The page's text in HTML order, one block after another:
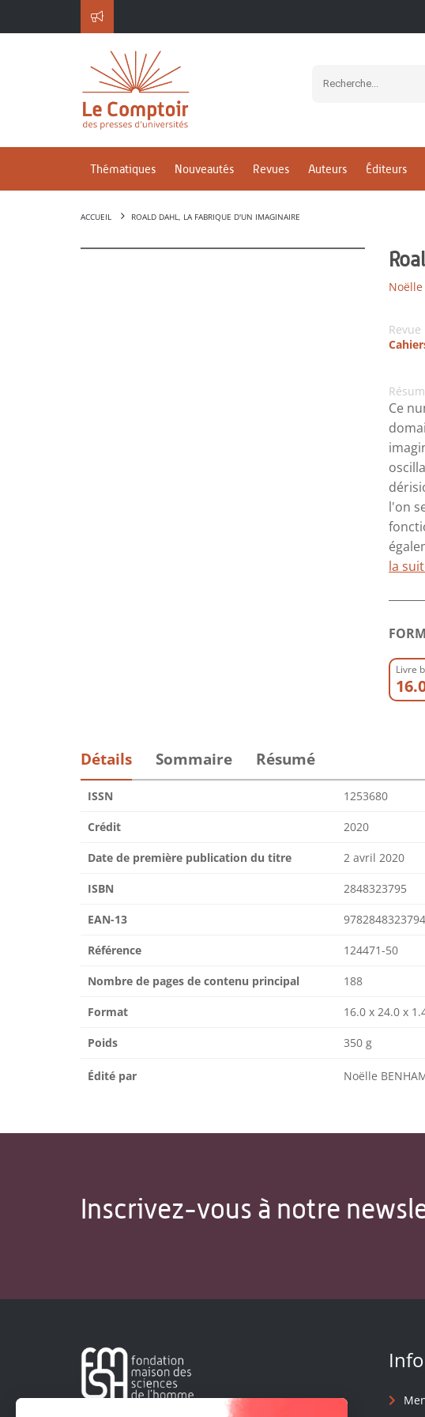
Thématiques Nouveautés Revues Auteurs Éditeurs
ACCUEIL ROALD DAHL, LA FABRIQUE D'UN IMAGINAIRE
Noëlle
Revue
Ce
l'on
la
Livre
Détails Sommaire Résumé
ISSN 1253680
Crédit 2020
Date de première publication du titre 2 avril 2020
ISBN 2848323795
EAN-13 9782848323794
Référence 124471-50
Nombre de pages de contenu principal 188
Format 16.0 x 24.0 x
Poids 350 g
Édité par Noëlle
Inscrivez-vous à notre